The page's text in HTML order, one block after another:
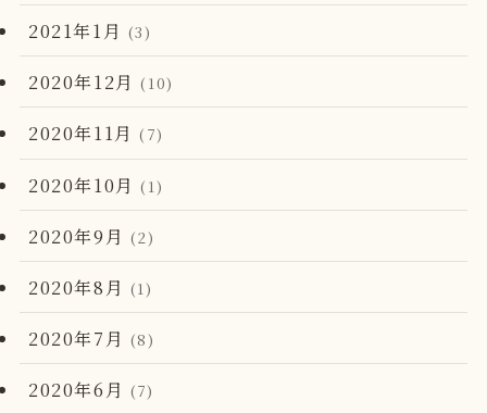
2021年1月 (3)
2020年12月 (10)
2020年11月 (7)
2020年10月 (1)
2020年9月 (2)
2020年8月 (1)
2020年7月 (8)
2020年6月 (7)